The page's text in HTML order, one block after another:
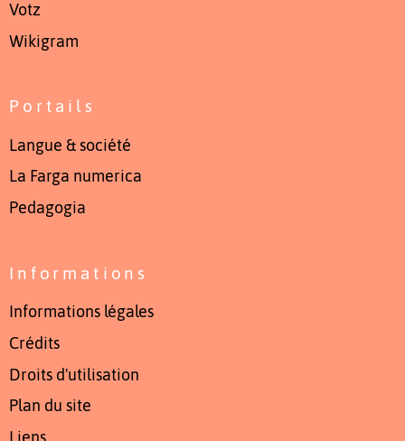
Votz
Wikigram
Portails
Langue & société
La Farga numerica
Pedagogia
Informations
Informations légales
Crédits
Droits d'utilisation
Plan du site